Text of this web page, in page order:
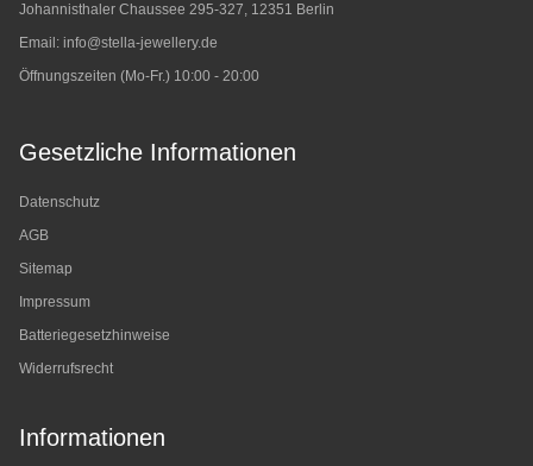
Johannisthaler Chaussee 295-327, 12351 Berlin
Email: info@stella-jewellery.de
Öffnungszeiten (Mo-Fr.) 10:00 - 20:00
Gesetzliche Informationen
Datenschutz
AGB
Sitemap
Impressum
Batteriegesetzhinweise
Widerrufsrecht
Informationen